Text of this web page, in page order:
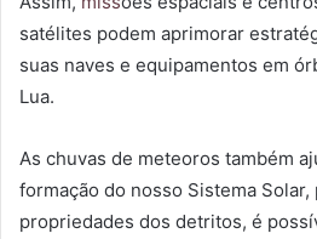
satélites podem aprimorar
suas naves e equipamentos em
Lua.
As chuvas de meteoros também
formação do nosso Sistema
propriedades dos detritos, é